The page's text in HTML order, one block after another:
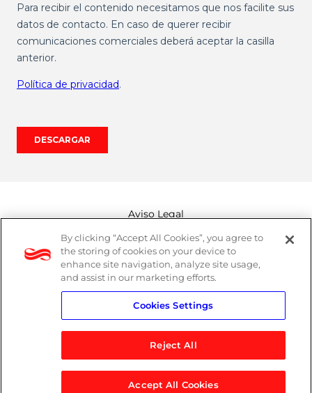
© 2026 Logicalis Group
Aviso Legal
Canal de denuncias
Política de cookies
Política de privacidad
By clicking “Accept All Cookies”, you agree to
the storing of cookies on your device to
enhance site navigation, analyze site usage,
and assist in our marketing efforts.
Cookies Settings
Reject All
Accept All Cookies